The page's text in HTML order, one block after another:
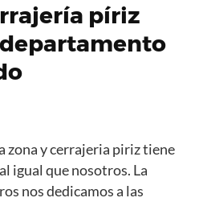
píriz
zona y cerrajeria piriz tiene
igual que nosotros. La
nos dedicamos a las